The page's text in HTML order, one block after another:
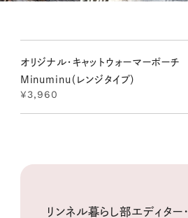
オリジナル・キャットウォーマーポーチ
Minuminu（レンジタイプ）
¥3,960
リンネル暮らし部エディター・